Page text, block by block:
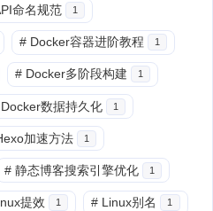
命名规范 1
# Docker容器进阶教程 1
# Docker多阶段构建 1
Docker数据持久化 1
加速方法 1
# 静态博客搜索引擎优化 1
提效 1 # Linux别名 1